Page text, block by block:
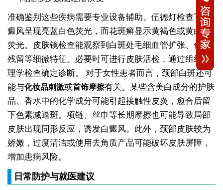
准确鉴别这些疾病需要专业设备辅助。伍德灯检查下白
癜风呈现亮蓝白色荧光，而花斑癣显示黄褐色或黄白色
荧光。皮肤镜检查能观察到白斑处毛细血管扩张、色素
残留等细微特征。必要时可进行皮肤活检，通过组织病
理学检查确定诊断。
对于女性患者而言，颈部白斑还可
能与化妆品刺激或首饰摩擦有关。某些含美白成分的护肤
品、香水中的化学成分可能引起接触性皮炎，愈合后留
下色素减退斑。项链、丝巾等长期摩擦也可能导致局部
皮肤出现同形反应，诱发白癜风。此外，颈部皮肤较为
娇嫩，过度清洁或使用去角质产品可能破坏皮肤屏障，
增加患病风险。
日常防护与就医建议